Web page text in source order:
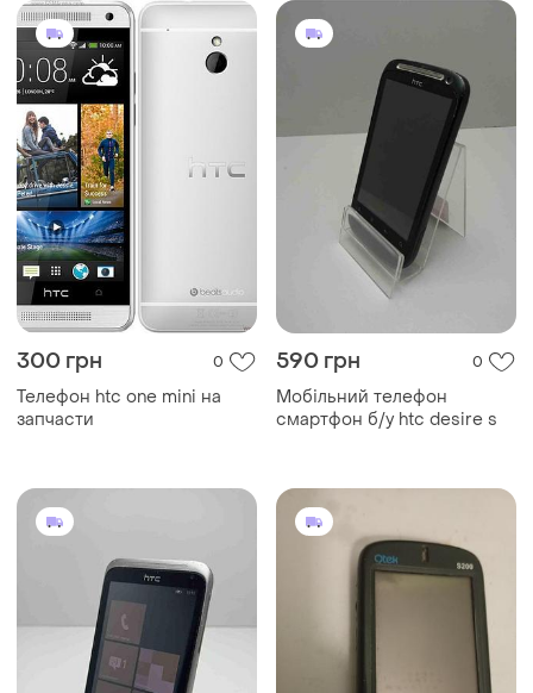
300 грн 0
Телефон htc one mini на
запчасти
590 грн 0
Мобільний телефон
смартфон б/у htc desire s